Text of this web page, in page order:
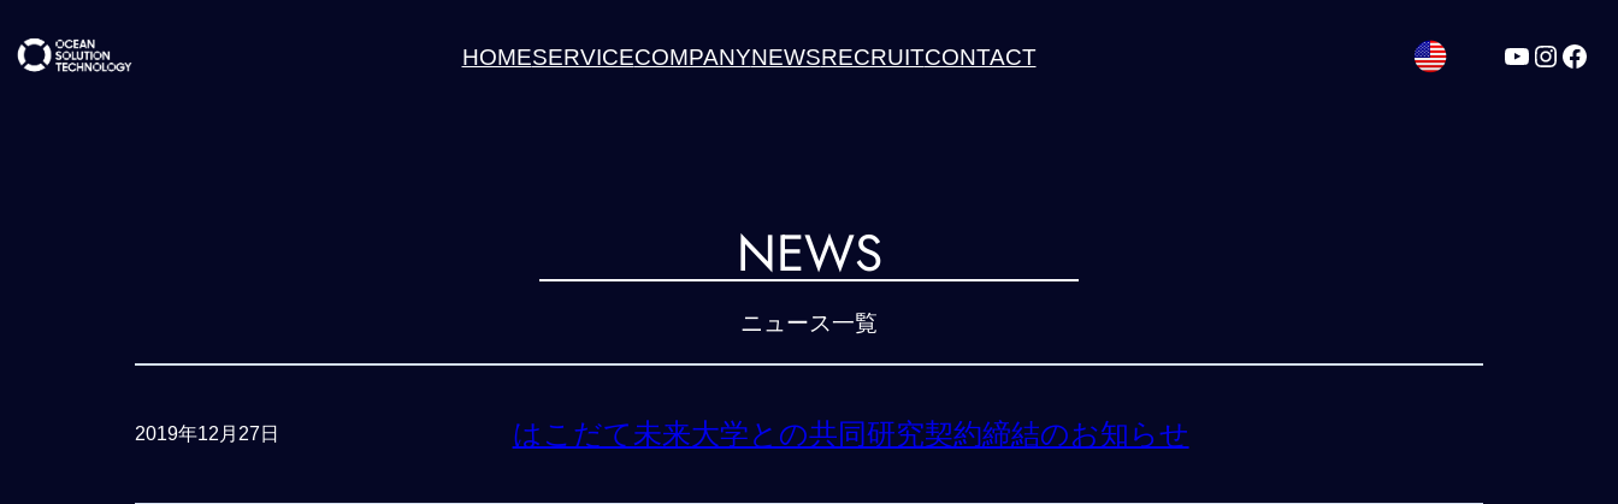
容
HOMESERVICECOMPANYNEWSRECRUITCONTACT YouTube
NEWS
ニュース一覧
2019年12月27日 はこだて未来大学との共同研究契約締結のお知らせ